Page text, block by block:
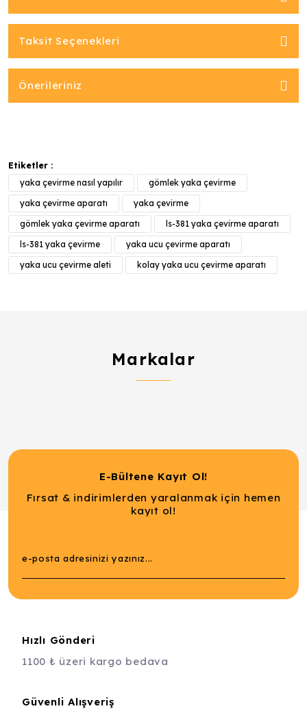
Taksit Seçenekleri
Önerileriniz
Etiketler :
yaka çevirme nasıl yapılır
gömlek yaka çevirme
yaka çevirme aparatı
yaka çevirme
gömlek yaka çevirme aparatı
ls-381 yaka çevirme aparatı
ls-381 yaka çevirme
yaka ucu çevirme aparatı
yaka ucu çevirme aleti
kolay yaka ucu çevirme aparatı
Markalar
E-Bültene Kayıt Ol!
Fırsat & indirimlerden yaralanmak için hemen
kayıt ol!
Hızlı Gönderi
1100 ₺ üzeri kargo bedava
Güvenli Alışveriş